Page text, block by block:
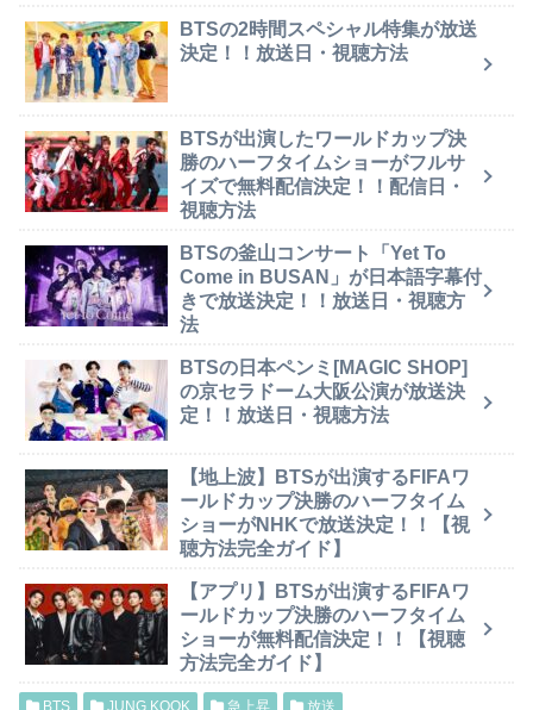
BTSの2時間スペシャル特集が放送
決定！！放送日・視聴方法
BTSが出演したワールドカップ決
勝のハーフタイムショーがフルサ
イズで無料配信決定！！配信日・
視聴方法
BTSの釜山コンサート「Yet To
Come in BUSAN」が日本語字幕付
きで放送決定！！放送日・視聴方
法
BTSの日本ペンミ[MAGIC SHOP]
の京セラドーム大阪公演が放送決
定！！放送日・視聴方法
【地上波】BTSが出演するFIFAワ
ールドカップ決勝のハーフタイム
ショーがNHKで放送決定！！【視
聴方法完全ガイド】
【アプリ】BTSが出演するFIFAワ
ールドカップ決勝のハーフタイム
ショーが無料配信決定！！【視聴
方法完全ガイド】
BTS JUNG KOOK 急上昇 放送